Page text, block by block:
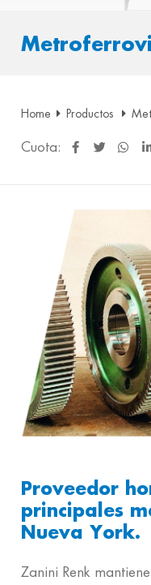
Home Productos
Cuota:
Proveedor
principales
Nueva York.
Zanini Renk